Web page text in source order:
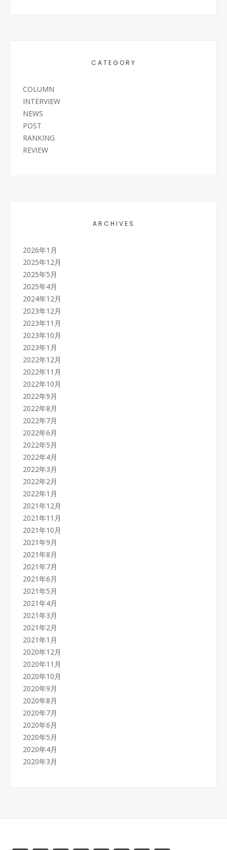
CATEGORY
COLUMN
INTERVIEW
NEWS
POST
RANKING
REVIEW
ARCHIVES
2026年1月
2025年12月
2025年5月
2025年4月
2024年12月
2023年12月
2023年11月
2023年10月
2023年1月
2022年12月
2022年11月
2022年10月
2022年9月
2022年8月
2022年7月
2022年6月
2022年5月
2022年4月
2022年3月
2022年2月
2022年1月
2021年12月
2021年11月
2021年10月
2021年9月
2021年8月
2021年7月
2021年6月
2021年5月
2021年4月
2021年3月
2021年2月
2021年1月
2020年12月
2020年11月
2020年10月
2020年9月
2020年8月
2020年7月
2020年6月
2020年5月
2020年4月
2020年3月